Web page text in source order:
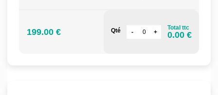
199.00 € Qté Total ttc
0.00 €